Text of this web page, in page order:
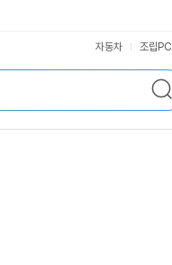
검
색
자동차 조립PC